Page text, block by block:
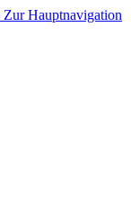
Zur Hauptnavigation